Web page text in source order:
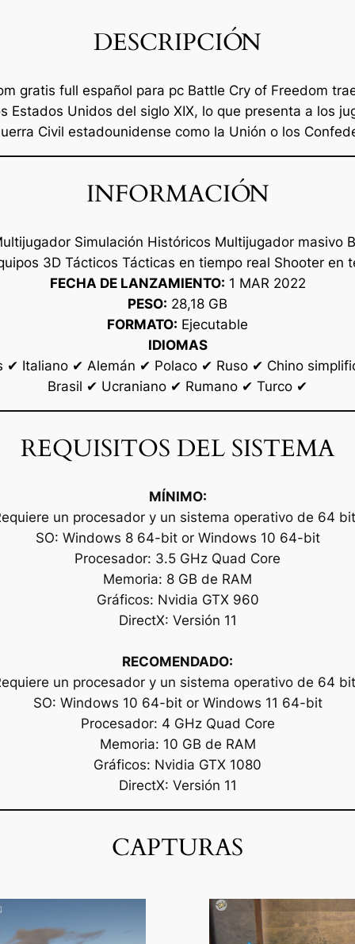
DESCRIPCIÓN
gratis full español para pc Battle Cry of Freedom
Estados Unidos del siglo XIX, lo que presenta a los
Civil estadounidense como la Unión o los
INFORMACIÓN
Simulación Históricos Multijugador masivo
3D Tácticos Tácticas en tiempo real Shooter en
FECHA DE LANZAMIENTO: 1 MAR 2022
PESO: 28,18 GB
FORMATO: Ejecutable
IDIOMAS
✔ Italiano ✔ Alemán ✔ Polaco ✔ Ruso ✔ Chino
Brasil ✔ Ucraniano ✔ Rumano ✔ Turco ✔
REQUISITOS DEL SISTEMA
MÍNIMO:
un procesador y un sistema operativo de 64
SO: Windows 8 64-bit or Windows 10 64-bit
Procesador: 3.5 GHz Quad Core
Memoria: 8 GB de RAM
Gráficos: Nvidia GTX 960
DirectX: Versión 11
RECOMENDADO:
un procesador y un sistema operativo de 64
SO: Windows 10 64-bit or Windows 11 64-bit
Procesador: 4 GHz Quad Core
Memoria: 10 GB de RAM
Gráficos: Nvidia GTX 1080
DirectX: Versión 11
CAPTURAS